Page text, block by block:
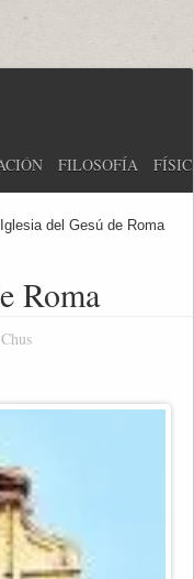
FILOSOFÍA
del Gesú de Roma
Roma